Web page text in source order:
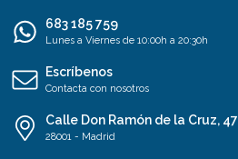
683 185 759
Lunes a Viernes de 10:00h a 20:30h
Escríbenos
Contacta con nosotros
Calle Don Ramón de la Cruz, 47
28001 - Madrid